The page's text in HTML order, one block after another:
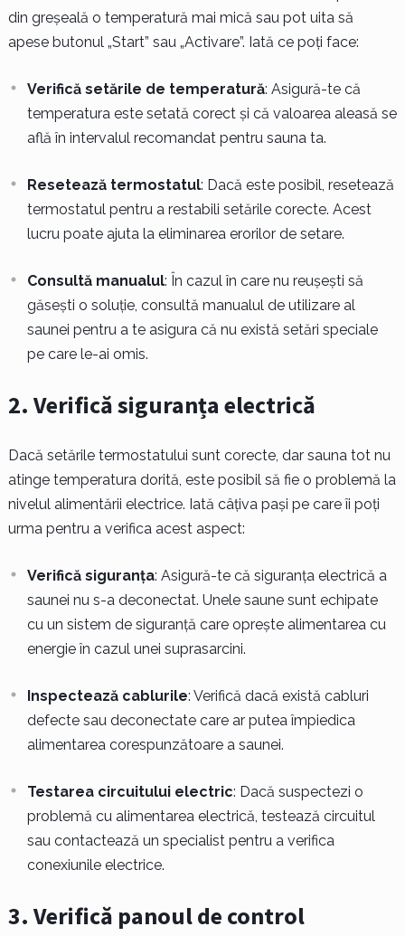
din greșeală o temperatură mai mică sau pot uita să
apese butonul „Start” sau „Activare”. Iată ce poți face:
Verifică setările de temperatură: Asigură-te că
temperatura este setată corect și că valoarea aleasă se
află în intervalul recomandat pentru sauna ta.
Resetează termostatul: Dacă este posibil, resetează
termostatul pentru a restabili setările corecte. Acest
lucru poate ajuta la eliminarea erorilor de setare.
Consultă manualul: În cazul în care nu reușești să
găsești o soluție, consultă manualul de utilizare al
saunei pentru a te asigura că nu există setări speciale
pe care le-ai omis.
2. Verifică siguranța electrică
Dacă setările termostatului sunt corecte, dar sauna tot nu
atinge temperatura dorită, este posibil să fie o problemă la
nivelul alimentării electrice. Iată câțiva pași pe care îi poți
urma pentru a verifica acest aspect:
Verifică siguranța: Asigură-te că siguranța electrică a
saunei nu s-a deconectat. Unele saune sunt echipate
cu un sistem de siguranță care oprește alimentarea cu
energie în cazul unei suprasarcini.
Inspectează cablurile: Verifică dacă există cabluri
defecte sau deconectate care ar putea împiedica
alimentarea corespunzătoare a saunei.
Testarea circuitului electric: Dacă suspectezi o
problemă cu alimentarea electrică, testează circuitul
sau contactează un specialist pentru a verifica
conexiunile electrice.
3. Verifică panoul de control